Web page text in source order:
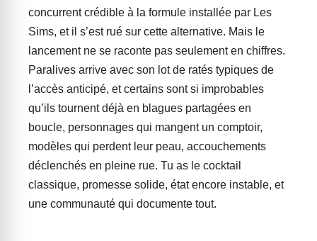
concurrent crédible à la formule installée par Les
Sims, et il s’est rué sur cette alternative. Mais le
lancement ne se raconte pas seulement en chiffres.
Paralives arrive avec son lot de ratés typiques de
l’accès anticipé, et certains sont si improbables
qu’ils tournent déjà en blagues partagées en
boucle, personnages qui mangent un comptoir,
modèles qui perdent leur peau, accouchements
déclenchés en pleine rue. Tu as le cocktail
classique, promesse solide, état encore instable, et
une communauté qui documente tout.